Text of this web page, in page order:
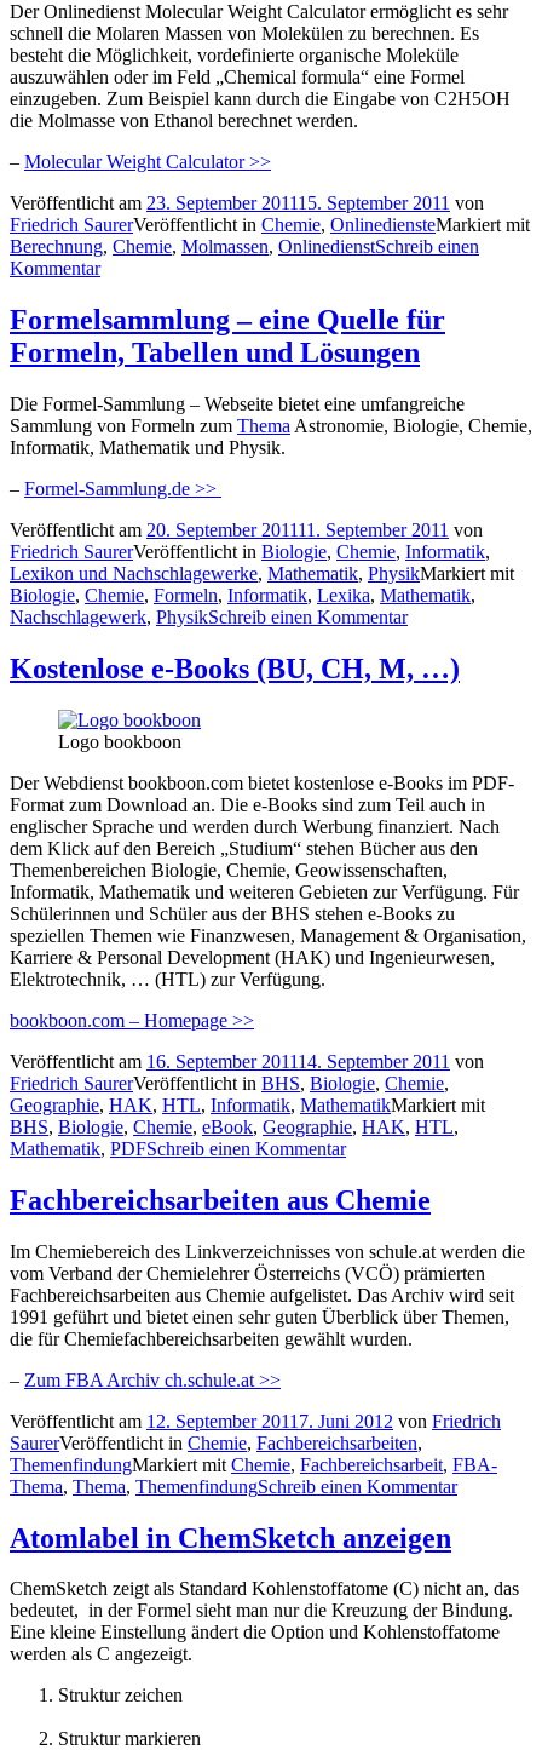
Der Onlinedienst Molecular Weight Calculator ermöglicht es sehr
schnell die Molaren Massen von Molekülen zu berechnen. Es
besteht die Möglichkeit, vordefinierte organische Moleküle
auszuwählen oder im Feld „Chemical formula“ eine Formel
einzugeben. Zum Beispiel kann durch die Eingabe von C2H5OH
die Molmasse von Ethanol berechnet werden.
– Molecular Weight Calculator >>
Veröffentlicht am 23. September 201115. September 2011 von
Friedrich SaurerVeröffentlicht in Chemie, OnlinediensteMarkiert mit
Berechnung, Chemie, Molmassen, OnlinedienstSchreib einen
Kommentar
Formelsammlung – eine Quelle für
Formeln, Tabellen und Lösungen
Die Formel-Sammlung – Webseite bietet eine umfangreiche
Sammlung von Formeln zum Thema Astronomie, Biologie, Chemie,
Informatik, Mathematik und Physik.
– Formel-Sammlung.de >>
Veröffentlicht am 20. September 201111. September 2011 von
Friedrich SaurerVeröffentlicht in Biologie, Chemie, Informatik,
Lexikon und Nachschlagewerke, Mathematik, PhysikMarkiert mit
Biologie, Chemie, Formeln, Informatik, Lexika, Mathematik,
Nachschlagewerk, PhysikSchreib einen Kommentar
Kostenlose e-Books (BU, CH, M, …)
Logo bookboon
Der Webdienst bookboon.com bietet kostenlose e-Books im PDF-
Format zum Download an. Die e-Books sind zum Teil auch in
englischer Sprache und werden durch Werbung finanziert. Nach
dem Klick auf den Bereich „Studium“ stehen Bücher aus den
Themenbereichen Biologie, Chemie, Geowissenschaften,
Informatik, Mathematik und weiteren Gebieten zur Verfügung. Für
Schülerinnen und Schüler aus der BHS stehen e-Books zu
speziellen Themen wie Finanzwesen, Management & Organisation,
Karriere & Personal Development (HAK) und Ingenieurwesen,
Elektrotechnik, … (HTL) zur Verfügung.
bookboon.com – Homepage >>
Veröffentlicht am 16. September 201114. September 2011 von
Friedrich SaurerVeröffentlicht in BHS, Biologie, Chemie,
Geographie, HAK, HTL, Informatik, MathematikMarkiert mit
BHS, Biologie, Chemie, eBook, Geographie, HAK, HTL,
Mathematik, PDFSchreib einen Kommentar
Fachbereichsarbeiten aus Chemie
Im Chemiebereich des Linkverzeichnisses von schule.at werden die
vom Verband der Chemielehrer Österreichs (VCÖ) prämierten
Fachbereichsarbeiten aus Chemie aufgelistet. Das Archiv wird seit
1991 geführt und bietet einen sehr guten Überblick über Themen,
die für Chemiefachbereichsarbeiten gewählt wurden.
– Zum FBA Archiv ch.schule.at >>
Veröffentlicht am 12. September 2011 7. Juni 2012 von Friedrich
SaurerVeröffentlicht in Chemie, Fachbereichsarbeiten,
ThemenfindungMarkiert mit Chemie, Fachbereichsarbeit, FBA-
Thema, Thema, ThemenfindungSchreib einen Kommentar
Atomlabel in ChemSketch anzeigen
ChemSketch zeigt als Standard Kohlenstoffatome (C) nicht an, das
bedeutet, in der Formel sieht man nur die Kreuzung der Bindung.
Eine kleine Einstellung ändert die Option und Kohlenstoffatome
werden als C angezeigt.
Struktur zeichen
Struktur markieren